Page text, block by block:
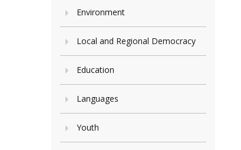
Environment
Local and Regional Democracy
Education
Languages
Youth